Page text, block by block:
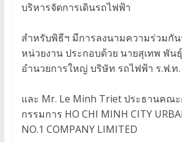
บริหารจัดการเดินรถไฟฟ้า
สำหรับพิธีฯ มีการลงนามความร่วมกัน
หน่วยงาน ประกอบด้วย นายสุเทพ พัน
อำนวยการใหญ่ บริษัท รถไฟฟ้า ร.ฟ.ท
และ Mr. Le Minh Triet ประธานคณ
กรรมการ HO CHI MINH CITY
NO.1 COMPANY LIMITED